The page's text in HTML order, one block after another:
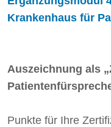
Krankenhaus für
Auszeichnung als
Punkte für Ihre